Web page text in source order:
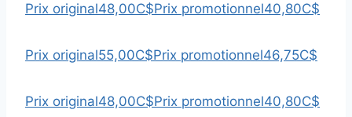
Prix original48,00C$Prix promotionnel40,80C$
Prix original55,00C$Prix promotionnel46,75C$
Prix original48,00C$Prix promotionnel40,80C$